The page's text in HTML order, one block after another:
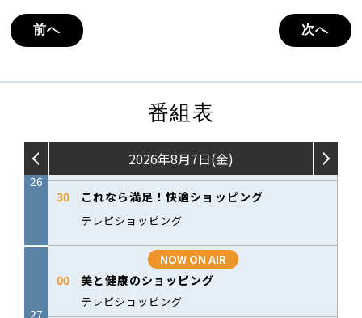
前へ 次へ
番組表